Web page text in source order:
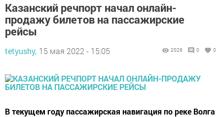
Казанский речпорт начал онлайн-
продажу билетов на пассажирские
рейсы
tetyushy, 15 мая 2022 - 15:05 2026 0 0
В текущем году пассажирская навигация по реке Волга